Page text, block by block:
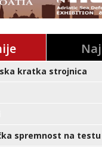
kratka strojnica
spremnost na testu